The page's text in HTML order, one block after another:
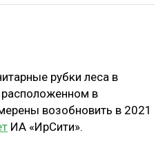
рубки леса в
расположенном в
возобновить в 2021
ИА «ИрСити».